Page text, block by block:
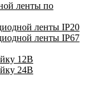
ленты по
ленты IP20
ленты IP67
12В
24В